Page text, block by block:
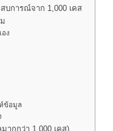
บการณ์จาก 1,000 เคส
ง
ข้อมูล
ากกว่า 1,000 เคส)